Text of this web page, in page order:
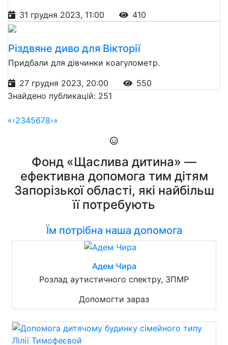
31 грудня 2023, 11:00
410
Різдвяне диво для Вікторії
Придбали для дівчинки коагулометр.
27 грудня 2023, 20:00
550
Знайдено публикацій: 251
«‹2345678›»
Фонд «Щаслива дитина» —
ефективна допомога тим дітям
Запорізької області, які найбільш
її потребують
Їм потрібна наша допомога
Адем Чира
Розлад аутистичного спектру, ЗПМР
Допомогти зараз